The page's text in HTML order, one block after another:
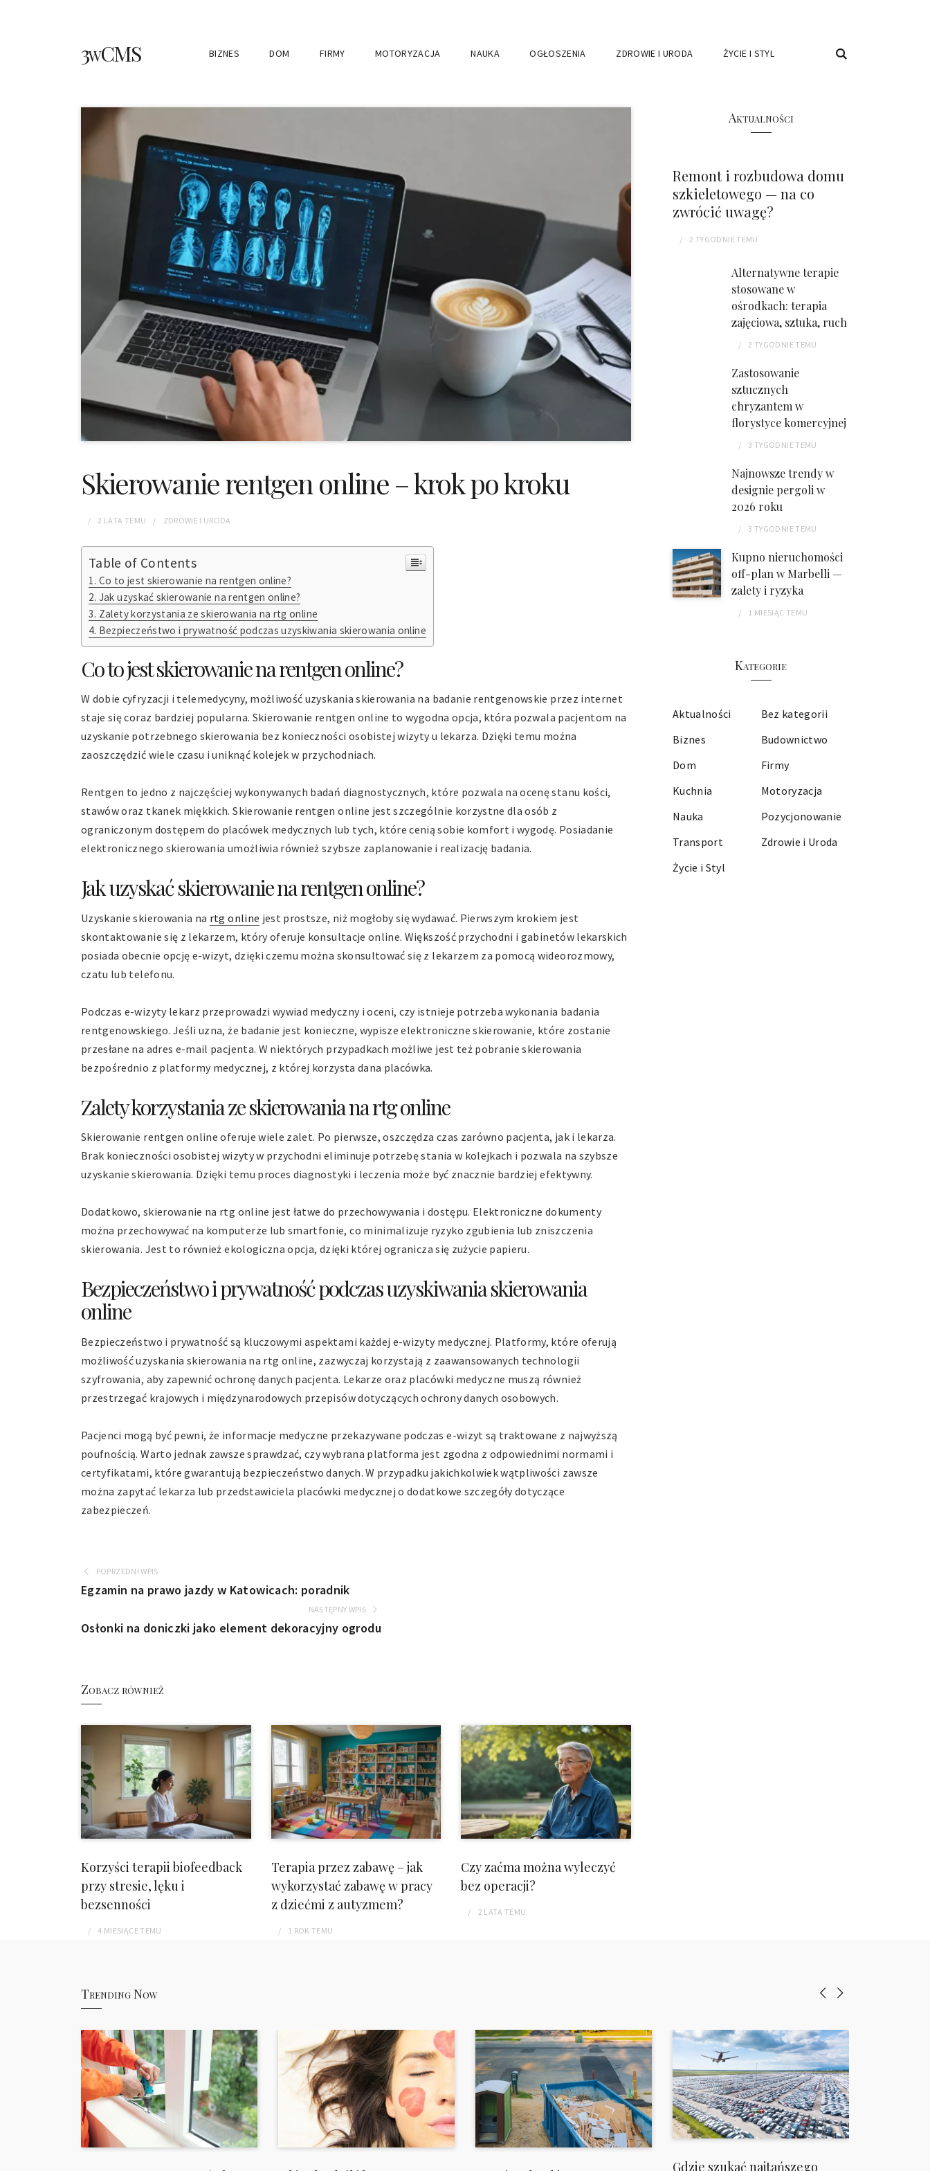
3wCMS BIZNES DOM FIRMY MOTORYZACJA NAUKA OGŁOSZENIA ZDROWIE I URODA ŻYCIE I STYL
Skierowanie rentgen online – krok po kroku
2 LATA TEMU ZDROWIE I URODA
Table of Contents
Co to jest skierowanie na rentgen online?
Jak uzyskać skierowanie na rentgen online?
Zalety korzystania ze skierowania na rtg online
Bezpieczeństwo i prywatność podczas uzyskiwania skierowania online
Co to jest skierowanie na rentgen online?
W dobie cyfryzacji i telemedycyny, możliwość uzyskania skierowania na badanie rentgenowskie przez internet
staje się coraz bardziej popularna. Skierowanie rentgen online to wygodna opcja, która pozwala pacjentom na
uzyskanie potrzebnego skierowania bez konieczności osobistej wizyty u lekarza. Dzięki temu można
zaoszczędzić wiele czasu i uniknąć kolejek w przychodniach.
Rentgen to jedno z najczęściej wykonywanych badań diagnostycznych, które pozwala na ocenę stanu kości,
stawów oraz tkanek miękkich. Skierowanie rentgen online jest szczególnie korzystne dla osób z
ograniczonym dostępem do placówek medycznych lub tych, które cenią sobie komfort i wygodę. Posiadanie
elektronicznego skierowania umożliwia również szybsze zaplanowanie i realizację badania.
Jak uzyskać skierowanie na rentgen online?
Uzyskanie skierowania na rtg online jest prostsze, niż mogłoby się wydawać. Pierwszym krokiem jest
skontaktowanie się z lekarzem, który oferuje konsultacje online. Większość przychodni i gabinetów lekarskich
posiada obecnie opcję e-wizyt, dzięki czemu można skonsultować się z lekarzem za pomocą wideorozmowy,
czatu lub telefonu.
Podczas e-wizyty lekarz przeprowadzi wywiad medyczny i oceni, czy istnieje potrzeba wykonania badania
rentgenowskiego. Jeśli uzna, że badanie jest konieczne, wypisze elektroniczne skierowanie, które zostanie
przesłane na adres e-mail pacjenta. W niektórych przypadkach możliwe jest też pobranie skierowania
bezpośrednio z platformy medycznej, z której korzysta dana placówka.
Zalety korzystania ze skierowania na rtg online
Skierowanie rentgen online oferuje wiele zalet. Po pierwsze, oszczędza czas zarówno pacjenta, jak i lekarza.
Brak konieczności osobistej wizyty w przychodni eliminuje potrzebę stania w kolejkach i pozwala na szybsze
uzyskanie skierowania. Dzięki temu proces diagnostyki i leczenia może być znacznie bardziej efektywny.
Dodatkowo, skierowanie na rtg online jest łatwe do przechowywania i dostępu. Elektroniczne dokumenty
można przechowywać na komputerze lub smartfonie, co minimalizuje ryzyko zgubienia lub zniszczenia
skierowania. Jest to również ekologiczna opcja, dzięki której ogranicza się zużycie papieru.
Bezpieczeństwo i prywatność podczas uzyskiwania skierowania
online
Bezpieczeństwo i prywatność są kluczowymi aspektami każdej e-wizyty medycznej. Platformy, które oferują
możliwość uzyskania skierowania na rtg online, zazwyczaj korzystają z zaawansowanych technologii
szyfrowania, aby zapewnić ochronę danych pacjenta. Lekarze oraz placówki medyczne muszą również
przestrzegać krajowych i międzynarodowych przepisów dotyczących ochrony danych osobowych.
Pacjenci mogą być pewni, że informacje medyczne przekazywane podczas e-wizyt są traktowane z najwyższą
poufnością. Warto jednak zawsze sprawdzać, czy wybrana platforma jest zgodna z odpowiednimi normami i
certyfikatami, które gwarantują bezpieczeństwo danych. W przypadku jakichkolwiek wątpliwości zawsze
można zapytać lekarza lub przedstawiciela placówki medycznej o dodatkowe szczegóły dotyczące
zabezpieczeń.
POPRZEDNI WPIS
Egzamin na prawo jazdy w Katowicach: poradnik
NASTĘPNY WPIS
Osłonki na doniczki jako element dekoracyjny ogrodu
Zobacz również
Korzyści terapii biofeedback
przy stresie, lęku i
bezsenności
4 MIESIĄCE TEMU
Terapia przez zabawę – jak
wykorzystać zabawę w pracy
z dziećmi z autyzmem?
1 ROK TEMU
Czy zaćma można wyleczyć
bez operacji?
2 LATA TEMU
Aktualności
Remont i rozbudowa domu
szkieletowego — na co
zwrócić uwagę?
2 TYGODNIETEMU
Alternatywne terapie
stosowane w
ośrodkach: terapia
zajęciowa, sztuka, ruch
2 TYGODNIETEMU
Zastosowanie
sztucznych
chryzantem w
florystyce komercyjnej
3 TYGODNIETEMU
Najnowsze trendy w
designie pergoli w
2026 roku
3 TYGODNIETEMU
Kupno nieruchomości
off-plan w Marbelli —
zalety i ryzyka
1 MIESIĄC TEMU
Kategorie
Aktualności
Bez kategorii
Biznes
Budownictwo
Dom
Firmy
Kuchnia
Motoryzacja
Nauka
Pozycjonowanie
Transport
Zdrowie i Uroda
Życie i Styl
Trending Now
Gdzie szukać najtańszego